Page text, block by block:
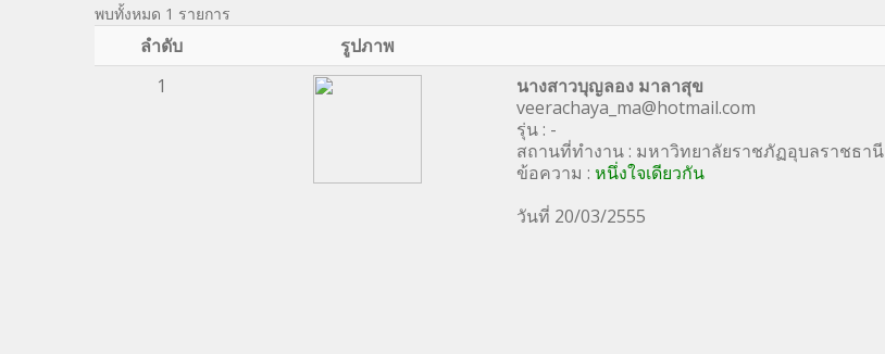
พบทั้งหมด 1 รายการ
ลำดับ รูปภาพ
1
นางสาวบุญลอง มาลาสุข
veerachaya_ma@hotmail.com
รุ่น : -
สถานที่ทำงาน : มหาวิทยาลัยราชภัฏอุบลราชธานี
ข้อความ : หนึ่งใจเดียวกัน
วันที่ 20/03/2555